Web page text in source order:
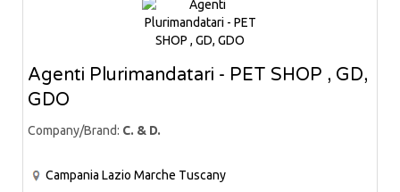
Agenti Plurimandatari - PET SHOP , GD,
GDO
Company/Brand: C. & D.
Campania Lazio Marche Tuscany